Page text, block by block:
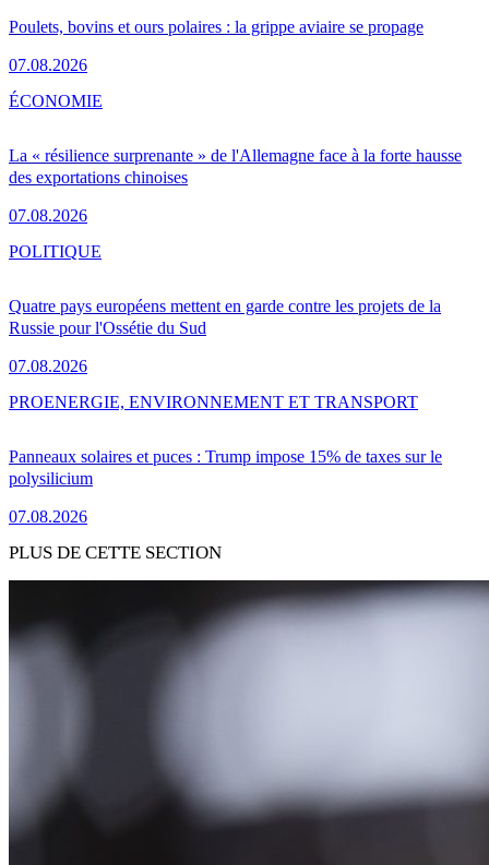
Poulets, bovins et ours polaires : la grippe aviaire se propage
07.08.2026
La « résilience surprenante » de l'Allemagne face à la forte hausse
des exportations chinoises
07.08.2026
ÉCONOMIE
Quatre pays européens mettent en garde contre les projets de la
Russie pour l'Ossétie du Sud
07.08.2026
POLITIQUE
Panneaux solaires et puces : Trump impose 15% de taxes sur le
polysilicium
07.08.2026
PROENERGIE, ENVIRONNEMENT ET TRANSPORT
PLUS DE CETTE SECTION